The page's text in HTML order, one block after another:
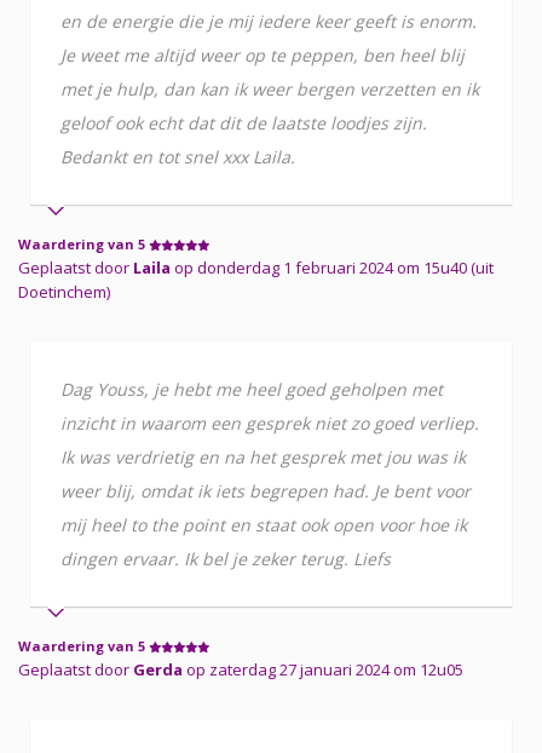
en de energie die je mij iedere keer geeft is enorm.
Je weet me altijd weer op te peppen, ben heel blij
met je hulp, dan kan ik weer bergen verzetten en ik
geloof ook echt dat dit de laatste loodjes zijn.
Bedankt en tot snel xxx Laila.
Waardering van 5
Geplaatst door Laila op donderdag 1 februari 2024 om 15u40 (uit
Doetinchem)
Dag Youss, je hebt me heel goed geholpen met
inzicht in waarom een gesprek niet zo goed verliep.
Ik was verdrietig en na het gesprek met jou was ik
weer blij, omdat ik iets begrepen had. Je bent voor
mij heel to the point en staat ook open voor hoe ik
dingen ervaar. Ik bel je zeker terug. Liefs
Waardering van 5
Geplaatst door Gerda op zaterdag 27 januari 2024 om 12u05